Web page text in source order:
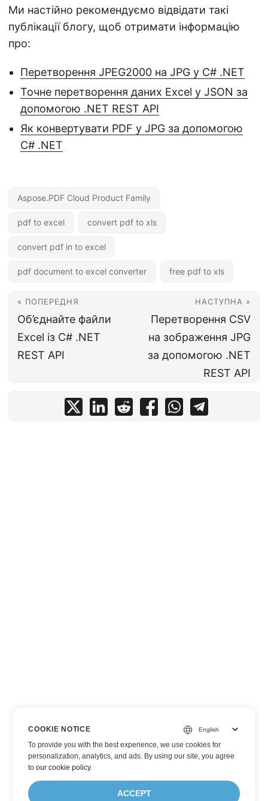
Ми настійно рекомендуємо відвідати такі
публікації блогу, щоб отримати інформацію
про:
Перетворення JPEG2000 на JPG у C# .NET
Точне перетворення даних Excel у JSON за
допомогою .NET REST API
Як конвертувати PDF у JPG за допомогою
C# .NET
Aspose.PDF Cloud Product Family
pdf to excel convert pdf to xls
convert pdf in to excel
pdf document to excel converter free pdf to xls
« ПОПЕРЕДНЯ
Об’єднайте файли
Excel із C# .NET
REST API
НАСТУПНА »
Перетворення CSV
на зображення JPG
за допомогою .NET
REST API
COOKIE NOTICE
To provide you with the best experience, we use cookies for
personalization, analytics, and ads. By using our site, you agree
toour cookie policy.
ACCEPT